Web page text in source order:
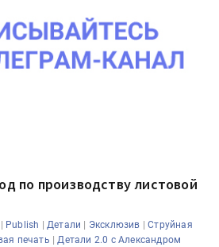
по производству листовой
| Publish |Детали | Эксклюзив |Струйная
печать |Детали 2.0 с Александром